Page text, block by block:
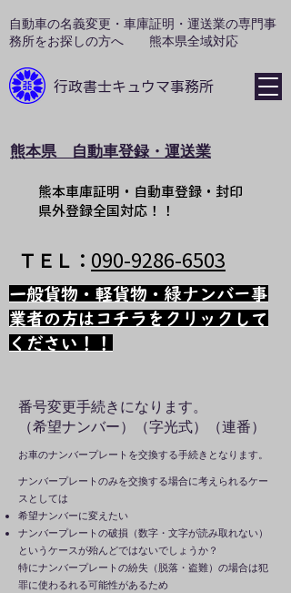
行政書士​キュウマ事務所
​熊本車庫証明・自動車登録・封印
県外登録全国対応！！
​ＴＥＬ： 090-9286-6503
​熊本県 自動車登録・運送業
​自動車の名義変更・車庫証明・運送業の専門事
務所をお探しの方へ 熊本県全域対応
​一般貨物・軽貨物・緑ナンバー事
業者の方はコチラをクリックして
ください！！
番号変更手続きになります。
​（希望ナンバー）（字光式）（連番）
お車のナンバープレートを交換する手続きとなります。​
ナンバープレートのみを交換する場合に考えられるケー
スとしては
希望ナンバーに変えたい
​ナンバープレートの破損（数字・文字が読み取れない）
​というケースが殆んどではないでしょうか？
特にナンバープレートの紛失（脱落・盗難）の場合は犯
罪に使わるれる可能性があるため